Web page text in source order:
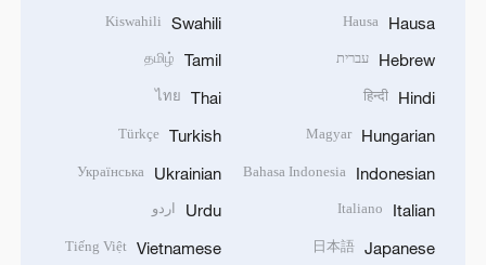
Hausa
Hausa
Hebrew עברית
Hindi
हिन्दी
Hungarian
Magyar
Indonesian
Bahasa Indonesia
Italian
Italiano
Japanese
日本語
Swahili
Kiswahili
Tamil
தமிழ்
Thai
ไทย
Turkish
Türkçe
Ukrainian
Українська
Urdu اردو
Vietnamese
Tiếng Việt